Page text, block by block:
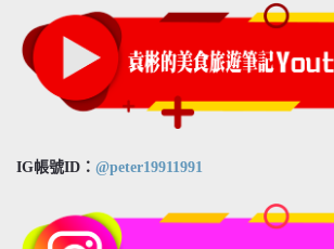
IG帳號ID： @peter19911991